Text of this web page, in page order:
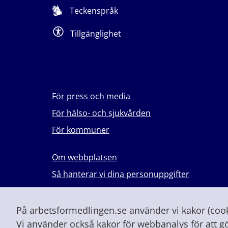
På arbetsformedlingen.se använder vi kakor
Vi använder också kakor för webbanalys för att
Teckenspråk
Tillgänglighet
För press och media
För hälso- och sjukvården
För kommuner
Om webbplatsen
Så hanterar vi dina personuppgifter
Lever du med våld i en nära relation?
Vid höjd beredskap och krig